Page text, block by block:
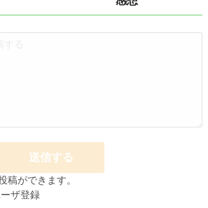
送信する
稿ができます。
ザ登録